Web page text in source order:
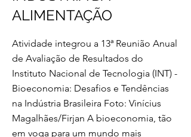
ALIMENTAÇÃO
Atividade integrou a 13ª Reunião Anual
de Avaliação de Resultados do
Instituto Nacional de Tecnologia (INT) -
Bioeconomia: Desafios e Tendências
na Indústria Brasileira Foto: Vinícius
Magalhães/Firjan A bioeconomia, tão
em voga para um mundo mais